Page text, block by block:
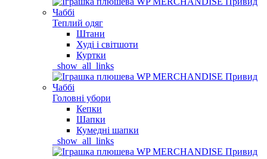
Теплий одяг
Штани
Худі і світшоти
Куртки
_show_all_links
Головні убори
Кепки
Шапки
Кумедні шапки
_show_all_links